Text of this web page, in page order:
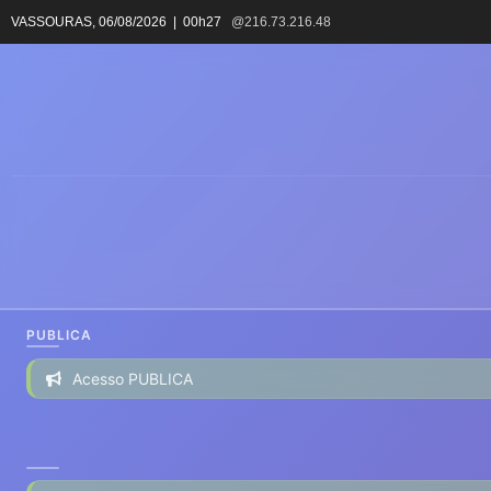
VASSOURAS, 06/08/2026 | 00h27 @216.73.216.48
PUBLICA
Acesso PUBLICA